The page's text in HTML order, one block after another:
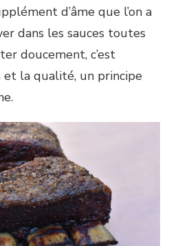
d’âme que l’on a
dans les sauces toutes
doucement, c’est
la qualité, un principe